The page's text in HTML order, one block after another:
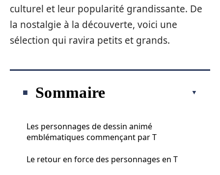
culturel et leur popularité grandissante. De
la nostalgie à la découverte, voici une
sélection qui ravira petits et grands.
Sommaire
Les personnages de dessin animé
emblématiques commençant par T
Le retour en force des personnages en T